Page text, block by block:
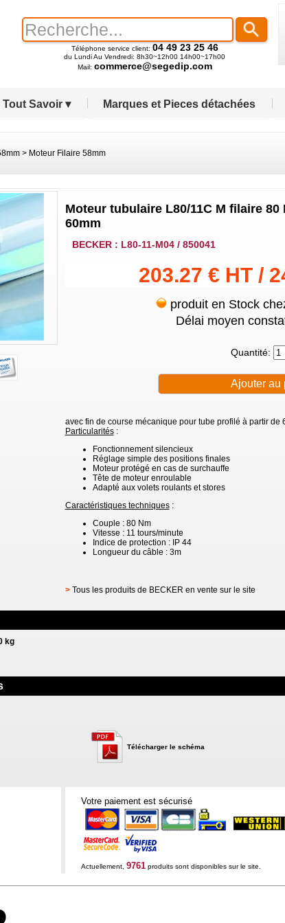
Téléphone service client: 04 49 23 25 46
du Lundi Au Vendredi: 8h30~12h00 14h00~17h00
Mail: commerce@segedip.com
Tout Savoir ▾ Marques et Pieces détachées
> Moteur Filaire 58mm
Moteur tubulaire L80/11C M filaire 80
60mm
BECKER : L80-11-M04 / 850041
203.27 € HT /
produit en Stock
Délai moyen
Quantité:
avec fin de course mécanique pour tube profilé à partir de
Particularités:
Fonctionnement silencieux
Réglage simple des positions finales
Moteur protégé en cas de surchauffe
Tête de moteur enroulable
Adapté aux volets roulants et stores
Caractéristiques techniques:
Couple : 80 Nm
Vitesse : 11 tours/minute
Indice de protection : IP 44
Longueur du câble : 3m
> Tous les produits de BECKER en vente sur le site
kg
Télécharger le schéma
Votre paiement est sécurisé
Actuellement, 9761produits sont disponibles sur le site.